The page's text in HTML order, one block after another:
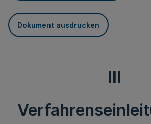
Dokument ausdrucken
III